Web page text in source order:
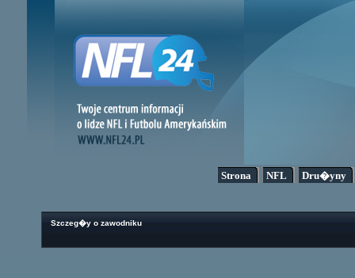
Strona NFL Dru�yny
Szczeg�y o zawodniku